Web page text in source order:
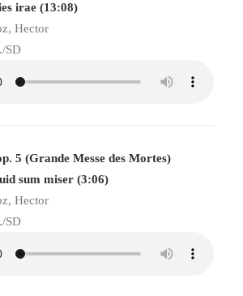
irae (13:08)
Hector
SD
5 (Grande Messe des Mortes)
sum miser (3:06)
Hector
SD